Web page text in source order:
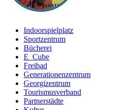
Indoorspielplatz
Sportzentrum
Bücherei
E_Cube
Freibad
Generationenzentrum
Georgizentrum
Tourismusverband
Partnerstädte